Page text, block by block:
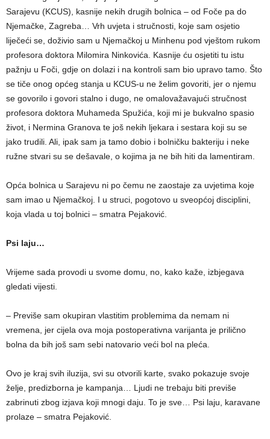
Sarajevu (KCUS), kasnije nekih drugih bolnica – od Foče pa do
Njemačke, Zagreba… Vrh uvjeta i stručnosti, koje sam osjetio
liječeći se, doživio sam u Njemačkoj u Minhenu pod vještom rukom
profesora doktora Milomira Ninkovića. Kasnije ću osjetiti tu istu
pažnju u Foči, gdje on dolazi i na kontroli sam bio upravo tamo. Što
se tiče onog općeg stanja u KCUS-u ne želim govoriti, jer o njemu
se govorilo i govori stalno i dugo, ne omalovažavajući stručnost
profesora doktora Muhameda Spužića, koji mi je bukvalno spasio
život, i Nermina Granova te još nekih ljekara i sestara koji su se
jako trudili. Ali, ipak sam ja tamo dobio i bolničku bakteriju i neke
ružne stvari su se dešavale, o kojima ja ne bih hiti da lamentiram.
Opća bolnica u Sarajevu ni po čemu ne zaostaje za uvjetima koje
sam imao u Njemačkoj. I u struci, pogotovo u sveopćoj disciplini,
koja vlada u toj bolnici – smatra Pejaković.
Psi laju…
Vrijeme sada provodi u svome domu, no, kako kaže, izbjegava
gledati vijesti.
– Previše sam okupiran vlastitim problemima da nemam ni
vremena, jer cijela ova moja postoperativna varijanta je prilično
bolna da bih još sam sebi natovario veći bol na pleća.
Ovo je kraj svih iluzija, svi su otvorili karte, svako pokazuje svoje
želje, predizborna je kampanja… Ljudi ne trebaju biti previše
zabrinuti zbog izjava koji mnogi daju. To je sve… Psi laju, karavane
prolaze – smatra Pejaković.